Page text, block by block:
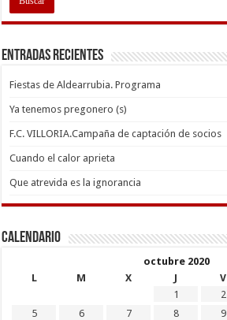
Entradas recientes
Fiestas de Aldearrubia. Programa
Ya tenemos pregonero (s)
F.C. VILLORIA.Campaña de captación de socios
Cuando el calor aprieta
Que atrevida es la ignorancia
Calendario
octubre 2020
L
M X J V
1
2
5
6 7 8 9